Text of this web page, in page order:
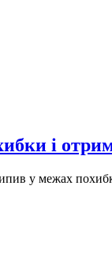
і
у межах